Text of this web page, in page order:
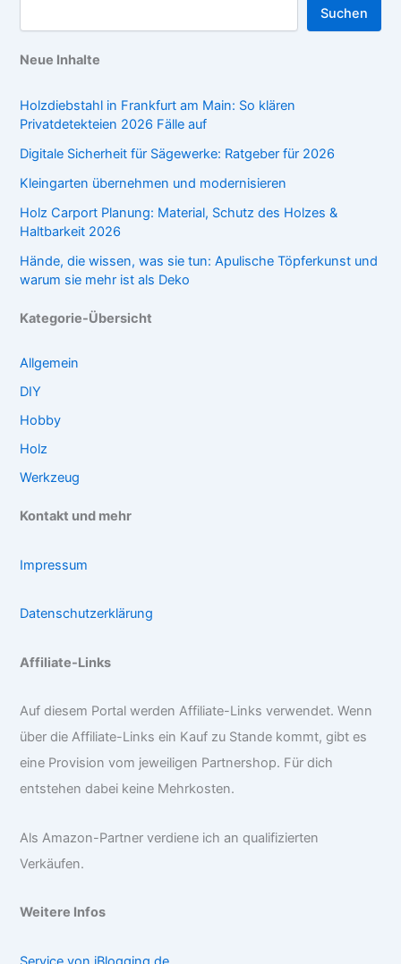
Suchen
Neue Inhalte
Holzdiebstahl in Frankfurt am Main: So klären
Privatdetekteien 2026 Fälle auf
Digitale Sicherheit für Sägewerke: Ratgeber für 2026
Kleingarten übernehmen und modernisieren
Holz Carport Planung: Material, Schutz des Holzes &
Haltbarkeit 2026
Hände, die wissen, was sie tun: Apulische Töpferkunst und
warum sie mehr ist als Deko
Kategorie-Übersicht
Allgemein
DIY
Hobby
Holz
Werkzeug
Kontakt und mehr
Impressum
Datenschutzerklärung
Affiliate-Links
Auf diesem Portal werden Affiliate-Links verwendet. Wenn
über die Affiliate-Links ein Kauf zu Stande kommt, gibt es
eine Provision vom jeweiligen Partnershop. Für dich
entstehen dabei keine Mehrkosten.
Als Amazon-Partner verdiene ich an qualifizierten
Verkäufen.
Weitere Infos